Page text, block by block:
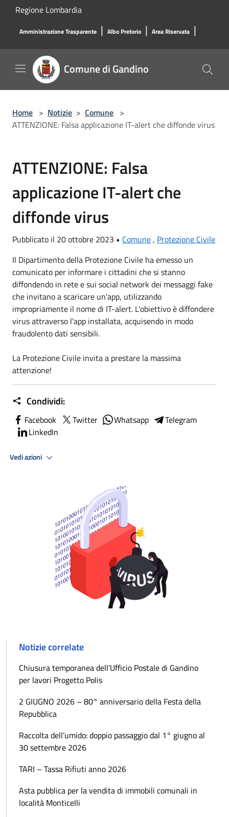
Salta al contenuto principale
Regione Lombardia
Amministrazione Trasparente | Albo Pretorio | Area Riservata |
Comune di Gandino
Home > Notizie > Comune >
ATTENZIONE: Falsa applicazione IT-alert che diffonde virus
ATTENZIONE: Falsa
applicazione IT-alert che
diffonde virus
Pubblicato il 20 ottobre 2023 • Comune, Protezione Civile
Il Dipartimento della Protezione Civile ha emesso un
comunicato per informare i cittadini che si stanno
diffondendo in rete e sui social network dei messaggi fake
che invitano a scaricare un'app, utilizzando
impropriamente il nome di IT-alert. L'obiettivo è diffondere
virus attraverso l'app installata, acquisendo in modo
fraudolento dati sensibili.
La Protezione Civile invita a prestare la massima
attenzione!
Condividi:
Facebook Twitter Whatsapp
Telegram
LinkedIn
Vedi azioni
Notizie correlate
Chiusura temporanea dell’Ufficio Postale di Gandino
per lavori Progetto Polis
2 GIUGNO 2026 – 80° anniversario della Festa della
Repubblica
Raccolta dell’umido: doppio passaggio dal 1° giugno al
30 settembre 2026
TARI – Tassa Rifiuti anno 2026
Asta pubblica per la vendita di immobili comunali in
località Monticelli